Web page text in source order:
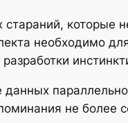
которые
необходимо
не